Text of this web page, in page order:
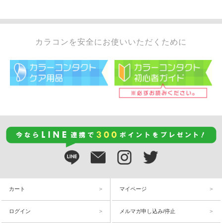
カラコンを安全にお使いいただくために
カート マイページ
ログイン メルマガ申し込み/停止